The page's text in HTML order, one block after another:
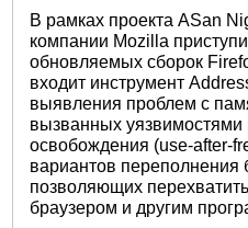
В рамках проекта ASan
компании Mozilla
обновляемых сборок
входит инструмент
выявления проблем с
вызванных уязвимостями
освобождения (use-after-
вариантов
позволяющих
браузером и другим